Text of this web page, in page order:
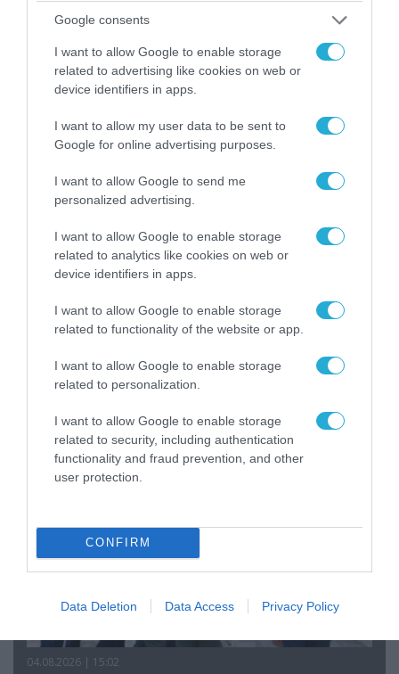
Google consents
I want to allow Google to enable storage
related to advertising like cookies on web or
device identifiers in apps.
I want to allow my user data to be sent to
Google for online advertising purposes.
I want to allow Google to send me
personalized advertising.
I want to allow Google to enable storage
related to analytics like cookies on web or
device identifiers in apps.
I want to allow Google to enable storage
related to functionality of the website or app.
I want to allow Google to enable storage
related to personalization.
I want to allow Google to enable storage
related to security, including authentication
functionality and fraud prevention, and other
user protection.
CONFIRM
Data Deletion Data Access Privacy Policy
06.08.2026 | 14:02
«Επιχείρηση ελεύθερα πεζοδρόμια» στην
Αθήνα: Απομακρύνθηκαν παράνομα
αντικείμενα από κοινόχρηστους χώρους
«Οι εντελώς αθώοι»: Η ανάρτηση του Αρκά για
τα ζώα που χάθηκαν στις πυρκαγιές της
04.08.2026 | 15:02